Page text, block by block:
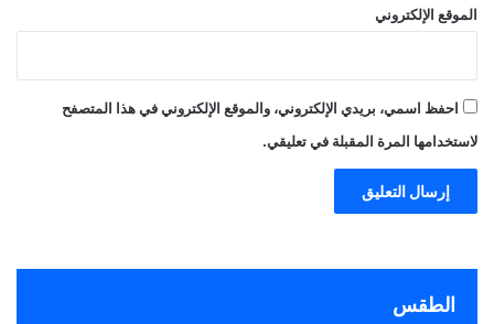
الموقع الإلكتروني
احفظ اسمي، بريدي الإلكتروني، والموقع الإلكتروني في هذا المتصفح
لاستخدامها المرة المقبلة في تعليقي.
الطقس